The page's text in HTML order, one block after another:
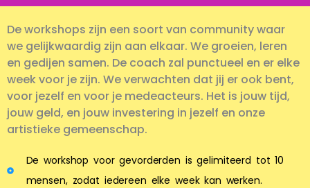
De workshops zijn een soort van community waar
we gelijkwaardig zijn aan elkaar. We groeien, leren
en gedijen samen. De coach zal punctueel en er elke
week voor je zijn. We verwachten dat jij er ook bent,
voor jezelf en voor je medeacteurs. Het is jouw tijd,
jouw geld, en jouw investering in jezelf en onze
artistieke gemeenschap.
De workshop voor gevorderden is gelimiteerd tot 10
mensen, zodat iedereen elke week kan werken.